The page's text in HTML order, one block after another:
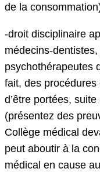
de la
-droit disciplinaire
médecins-
psychothérapeutes
fait, des
d’être portées,
(présentez des
Collège médical
peut aboutir à la
médical en cause